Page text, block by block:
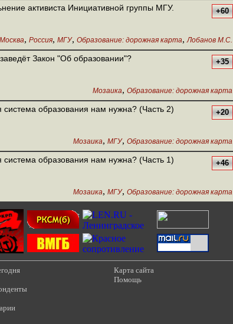
активиста Инициативной группы МГУ. +60
Москва, Россия, МГУ, Образование: дорожная карта, Лобанов М.С.
Закон "Об образовании"? +35
Мозаика, Образование: дорожная карта
образования нам нужна? (Часть 2) +20
Мозаика, МГУ, Образование: дорожная карта
образования нам нужна? (Часть 1) +46
Мозаика, МГУ, Образование: дорожная карта
Карта сайта
Помощь